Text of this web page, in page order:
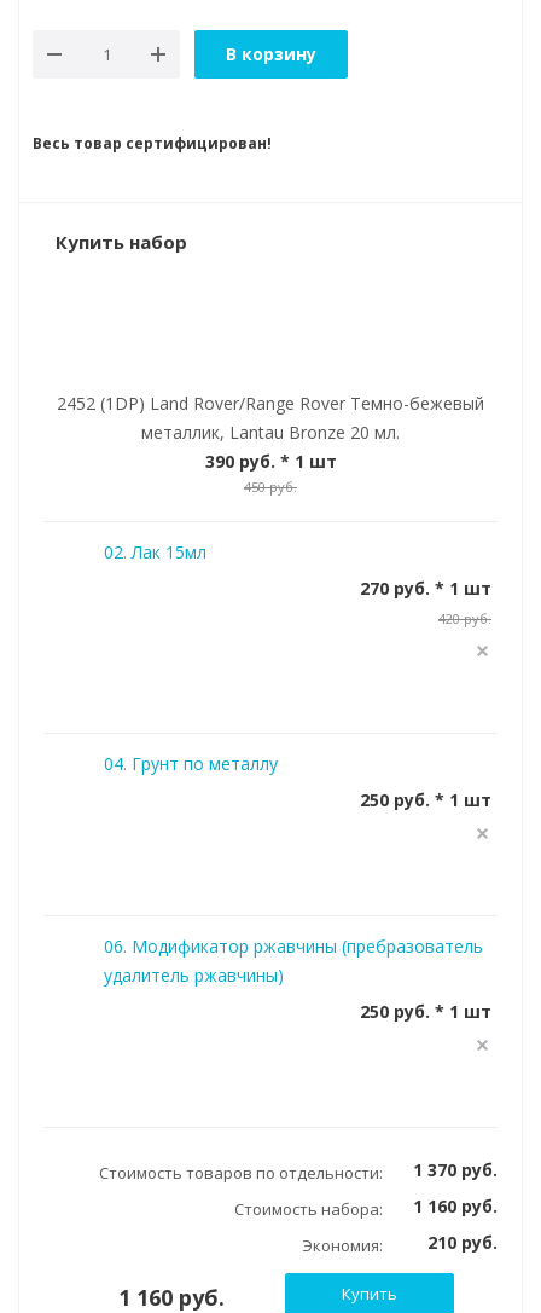
В корзину
Весь товар сертифицирован!
Купить набор
2452 (1DP) Land Rover/Range Rover Темно-бежевый
металлик, Lantau Bronze 20 мл.
390 руб. * 1 шт
450 руб.
02. Лак 15мл
270 руб. * 1 шт
420 руб.
04. Грунт по металлу
250 руб. * 1 шт
06. Модификатор ржавчины (пребразователь
удалитель ржавчины)
250 руб. * 1 шт
Стоимость товаров по отдельности: 1 370 руб.
Стоимость набора: 1 160 руб.
Экономия: 210 руб.
1 160 руб. Купить